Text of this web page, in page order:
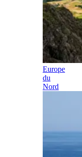
Europe
du
Nord